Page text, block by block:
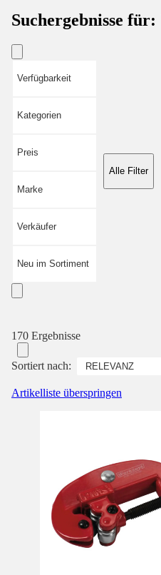
Suchergebnisse für:
Verfügbarkeit
Kategorien
Preis
Marke
Verkäufer
Neu im Sortiment
Alle Filter
170 Ergebnisse
Sortiert nach:
Artikelliste überspringen